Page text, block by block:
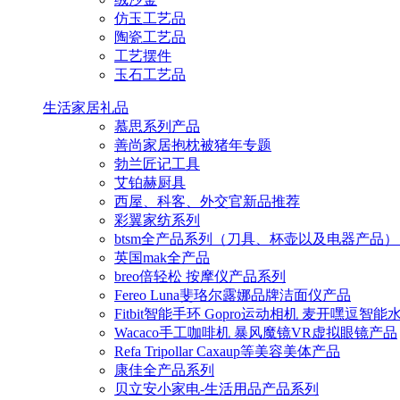
仿玉工艺品
陶瓷工艺品
工艺摆件
玉石工艺品
生活家居礼品
慕思系列产品
善尚家居抱枕被猪年专题
勃兰匠记工具
艾铂赫厨具
西屋、科客、外交官新品推荐
彩翼家纺系列
btsm全产品系列（刀具、杯壶以及电器产品）
英国mak全产品
breo倍轻松 按摩仪产品系列
Fereo Luna斐珞尔露娜品牌洁面仪产品
Fitbit智能手环 Gopro运动相机 麦开嘿逗智能
Wacaco手工咖啡机 暴风魔镜VR虚拟眼镜产品
Refa Tripollar Caxaup等美容美体产品
康佳全产品系列
贝立安小家电-生活用品产品系列